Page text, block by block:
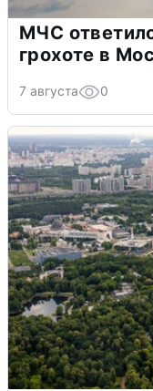
МЧС
грохоте в
7 августа 0